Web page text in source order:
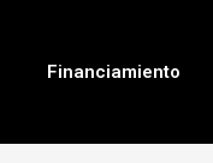
Financiamiento